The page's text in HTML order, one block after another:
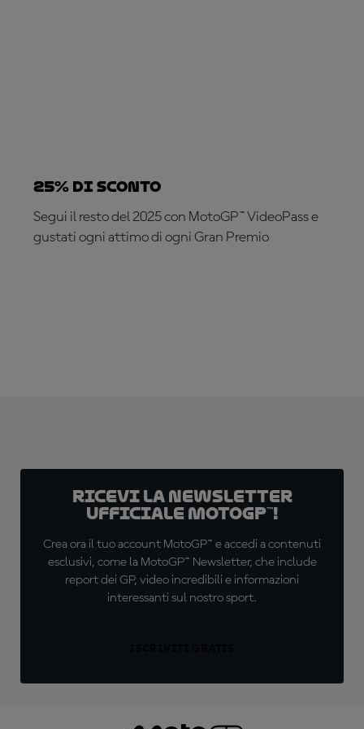
25% di sconto
Segui il resto del 2025 con MotoGP™ VideoPass e
gustati ogni attimo di ogni Gran Premio
Ricevi la newsletter
ufficiale MotoGP™!
Crea ora il tuo account MotoGP™ e accedi a contenuti
esclusivi, come la MotoGP™ Newsletter, che include
report dei GP, video incredibili e informazioni
interessanti sul nostro sport.